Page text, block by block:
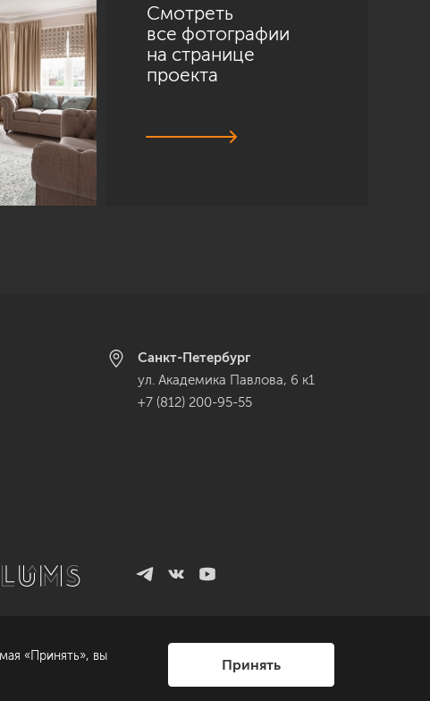
Смотреть
все фотографии
на странице
проекта
Санкт-Петербург
ул. Академика Павлова, 6 к1
+7 (812) 200-95-55
«Принять», вы
Принять